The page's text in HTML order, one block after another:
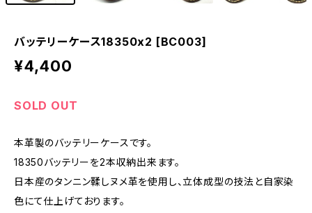
バッテリーケース18350x2 [BC003]
¥4,400
SOLD OUT
本革製のバッテリーケースです。
18350バッテリーを2本収納出来ます。
日本産のタンニン鞣しヌメ革を使用し、立体成型の技法と自家染
色にて仕上げております。